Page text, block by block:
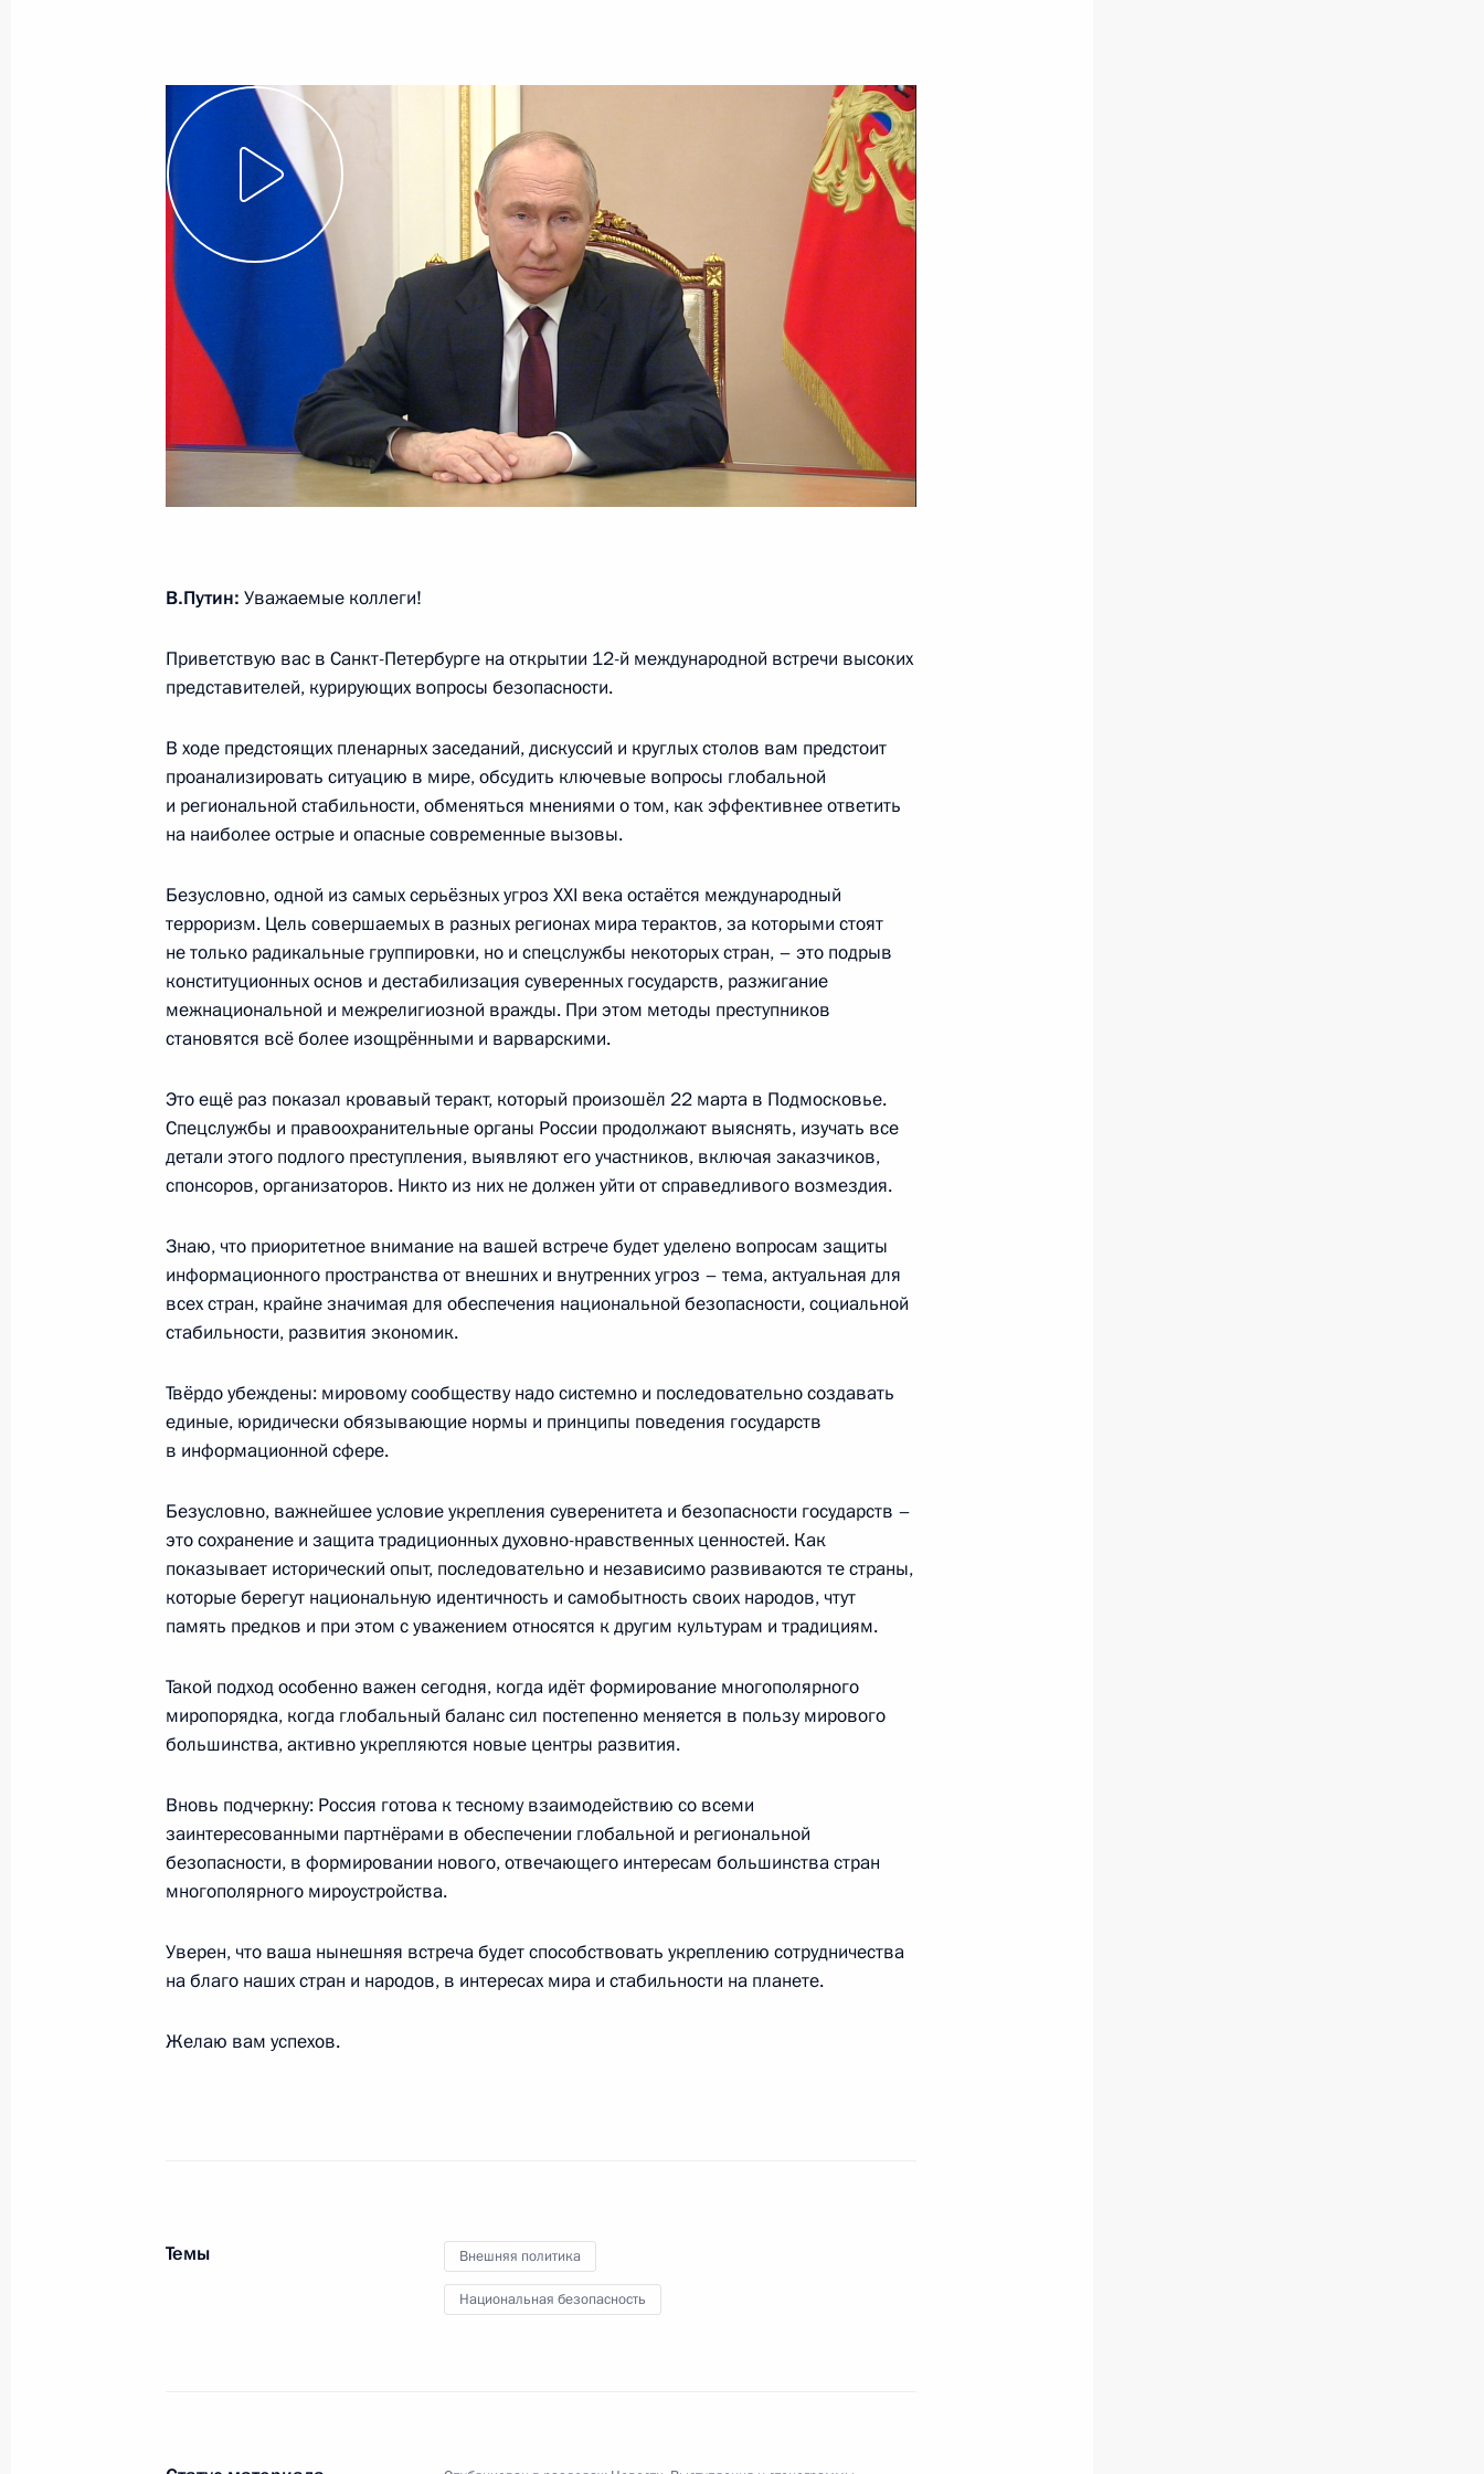
составе
9 мая 2024 года, 15:10
Встреча с Президентом Кубы Мигелем Диас-Канелем Бермудесом
9 мая 2024 года, 14:40
Встреча с Президентом Таджикистана Эмомали Рахмоном
9 мая 2024 года, 13:50
Встреча с Президентом Узбекистана Шавкатом Мирзиёевым
Встреча с Премьер-министром Армении Николом Пашиняном
8 мая 2024 года, 22:40
Поздравления лидерам и гражданам иностранных государств
по случаю 79-й годовщины Победы в Великой Отечественной
войне
Телефонный разговор с Президентом Таджикистана Эмомали
Рахмоном
3 мая 2024 года, 14:55
Мария Львова-Белова посетила Катар
26 апреля 2024 года, 17:00
Видеообращение к участникам 12-й международной встречи
высоких представителей, курирующих вопросы безопасности
Встреча с ветеранами-строителями и работниками Байкало-
Внесены изменения в Указ о временных мерах
в гражданстве ДНР или ЛНР, и граждан Украины в России и Указ
об особенностях правового положения отдельных категорий
иностранных граждан и лиц без гражданства в России
Встреча с Президентом Азербайджана Ильхамом Алиевым
с Президентом Азербайджана Ильхамом Алиевым
В.Путин: Уважаемые коллеги!
Приветствую вас в Санкт-Петербурге на открытии 12-й международной встречи высоких
представителей, курирующих вопросы безопасности.
В ходе предстоящих пленарных заседаний, дискуссий и круглых столов вам предстоит
проанализировать ситуацию в мире, обсудить ключевые вопросы глобальной
и региональной стабильности, обменяться мнениями о том, как эффективнее ответить
на наиболее острые и опасные современные вызовы.
Безусловно, одной из самых серьёзных угроз ХХI века остаётся международный
терроризм. Цель совершаемых в разных регионах мира терактов, за которыми стоят
не только радикальные группировки, но и спецслужбы некоторых стран, – это подрыв
конституционных основ и дестабилизация суверенных государств, разжигание
межнациональной и межрелигиозной вражды. При этом методы преступников
становятся всё более изощрёнными и варварскими.
Это ещё раз показал кровавый теракт, который произошёл 22 марта в Подмосковье.
Спецслужбы и правоохранительные органы России продолжают выяснять, изучать все
детали этого подлого преступления, выявляют его участников, включая заказчиков,
спонсоров, организаторов. Никто из них не должен уйти от справедливого возмездия.
Знаю, что приоритетное внимание на вашей встрече будет уделено вопросам защиты
информационного пространства от внешних и внутренних угроз – тема, актуальная для
всех стран, крайне значимая для обеспечения национальной безопасности, социальной
стабильности, развития экономик.
Твёрдо убеждены: мировому сообществу надо системно и последовательно создавать
единые, юридически обязывающие нормы и принципы поведения государств
в информационной сфере.
Безусловно, важнейшее условие укрепления суверенитета и безопасности государств –
это сохранение и защита традиционных духовно-нравственных ценностей. Как
показывает исторический опыт, последовательно и независимо развиваются те страны,
которые берегут национальную идентичность и самобытность своих народов, чтут
память предков и при этом с уважением относятся к другим культурам и традициям.
Такой подход особенно важен сегодня, когда идёт формирование многополярного
миропорядка, когда глобальный баланс сил постепенно меняется в пользу мирового
большинства, активно укрепляются новые центры развития.
Вновь подчеркну: Россия готова к тесному взаимодействию со всеми
заинтересованными партнёрами в обеспечении глобальной и региональной
безопасности, в формировании нового, отвечающего интересам большинства стран
многополярного мироустройства.
Уверен, что ваша нынешняя встреча будет способствовать укреплению сотрудничества
на благо наших стран и народов, в интересах мира и стабильности на планете.
Желаю вам успехов.
Темы Внешняя политика
Национальная безопасность